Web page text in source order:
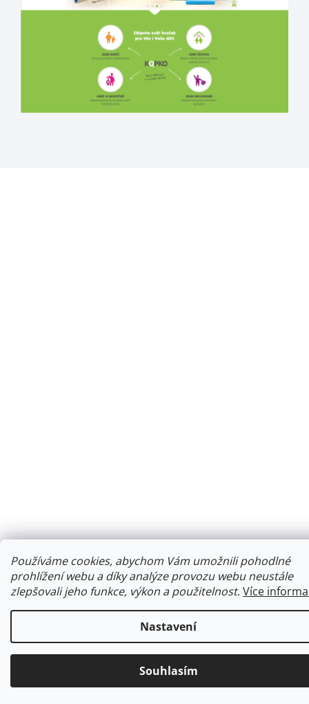
Používáme cookies, abychom Vám umožnili pohodlné
prohlížení webu a díky analýze provozu webu neustále
zlepšovali jeho funkce, výkon a použitelnost. Více
Nastavení
Souhlasím